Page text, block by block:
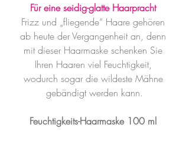
Für eine seidig-glatte Haarpracht
Frizz und „fliegende“ Haare gehören
ab heute der Vergangenheit an, denn
mit dieser Haarmaske schenken Sie
Ihren Haaren viel Feuchtigkeit,
wodurch sogar die wildeste Mähne
gebändigt werden kann.
Feuchtigkeits-Haarmaske 100 ml